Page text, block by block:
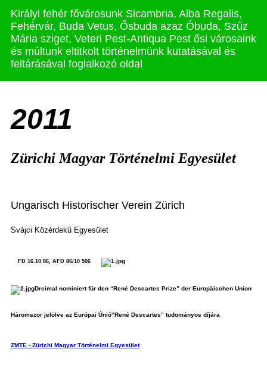
Királyi fehér fővárosunk Sicambria, Alba Regalis,
Fehérvár, Buda Vetus, Ősbuda azaz Óbuda, Szűz
Mária sziget, Veteri Pest-Antiqua Pest ősi városaink
és múltunk eltitkolt történelmünk kutatásával és
feltárásával foglalkozó oldal
2011
Zürichi Magyar Történelmi Egyesület
Ungarisch Historischer Verein Zürich
Svájci Közérdekű Egyesület
FD 16.10.86, AFD 86/10 506
Dreimal nominiert für den “René Descartes Prize” der Europäischen Union
Háromszor jelölve az Európai Únió“René Descartes” tudományos díjára
ZMTE - Zürichi Magyar Történelmi Egyesület